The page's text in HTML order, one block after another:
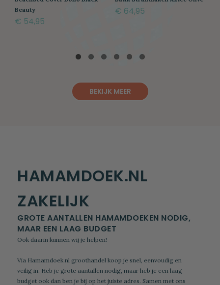
Beauty
€ 54,95
€ 64,95
BEKIJK MEER
HAMAMDOEK.NL
ZAKELIJK
GROTE AANTALLEN HAMAMDOEKEN NODIG,
MAAR EEN LAAG BUDGET
Ook daarin kunnen wij je helpen!
Via Hamamdoek.nl groothandel koop je snel, eenvoudig en
veilig in. Heb je grote aantallen nodig, maar heb je een laag
budget ook dan ben je bij op het juiste adres. Samen met ons